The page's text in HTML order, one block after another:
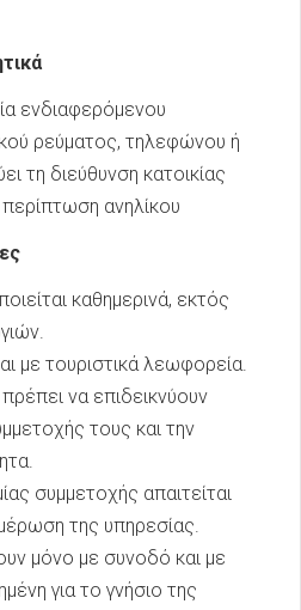
ενδιαφερόμενου
ρεύματος, τηλεφώνου ή
τη διεύθυνση κατοικίας
ανηλίκου
καθημερινά, εκτός
με τουριστικά λεωφορεία.
να επιδεικνύουν
τους και την
συμμετοχής απαιτείται
της υπηρεσίας.
μόνο με συνοδό και με
για το γνήσιο της